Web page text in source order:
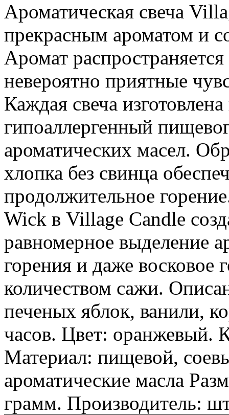
Ароматическая свеча
прекрасным ароматом и
Аромат
невероятно приятные
Каждая свеча
гипоаллергенный
ароматических масел.
хлопка без свинца
продолжительное
Wick в Village Candle
равномерное выделение
горения и даже восковое
количеством сажи.
печеных яблок, ванили,
часов. Цвет: оранжевый.
Материал: пищевой,
ароматические масла
грамм. Производитель: